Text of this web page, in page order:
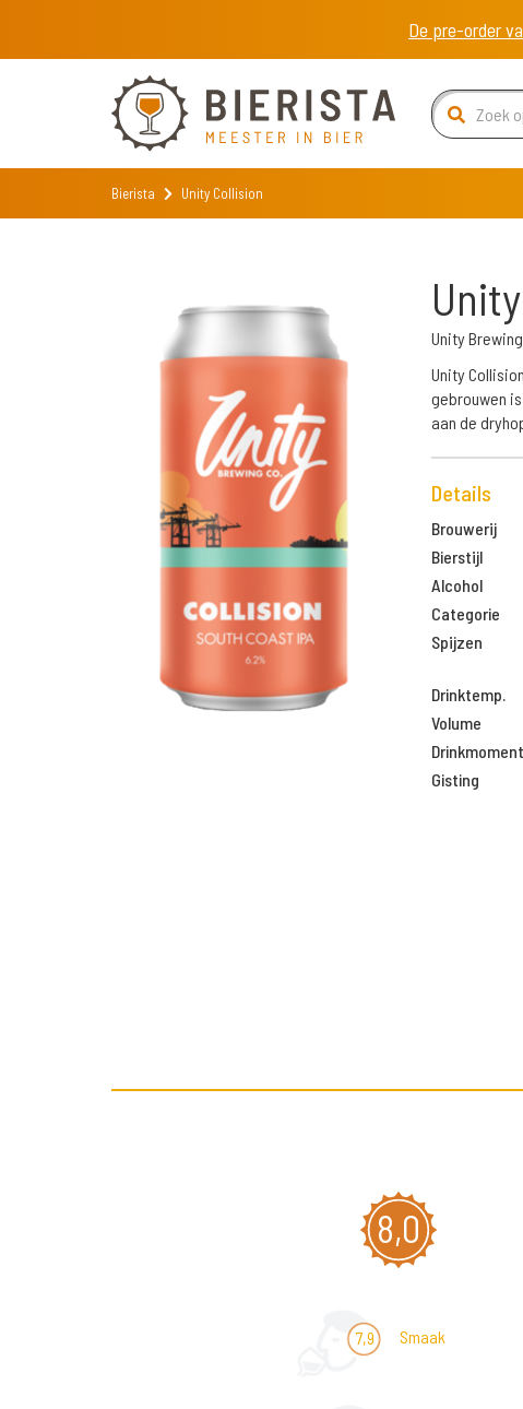
De pre-order
Bierista Unity Collision
Unity
Unity
gebrouwen
aan de
Details
Brouwerij
Bierstijl
Alcohol
Categorie
Spijzen
Drinktemp.
Volume
Drinkmoment
Gisting
8,0
7,9 Smaak